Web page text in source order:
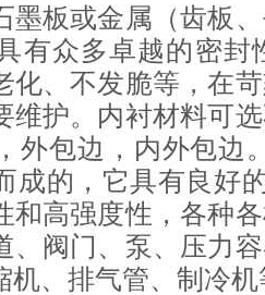
墨板或金属（齿板
有众多卓越的密封
化、不发脆等，在
维护。内衬材料可
外包边，内外包边
成的，它具有良好
和高强度性，各种
、阀门、泵、压力
机、排气管、制冷